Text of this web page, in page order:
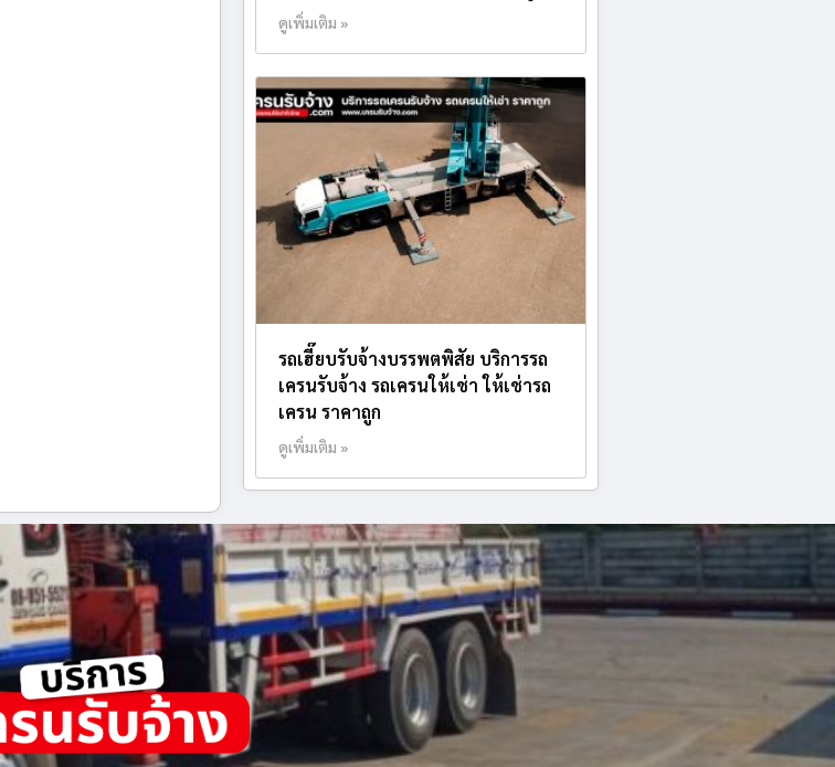
ดูเพิ่มเติม »
รถเฮี๊ยบรับจ้างบรรพตพิสัย บริการรถ
เครนรับจ้าง รถเครนให้เช่า ให้เช่ารถ
เครน ราคาถูก
ดูเพิ่มเติม »